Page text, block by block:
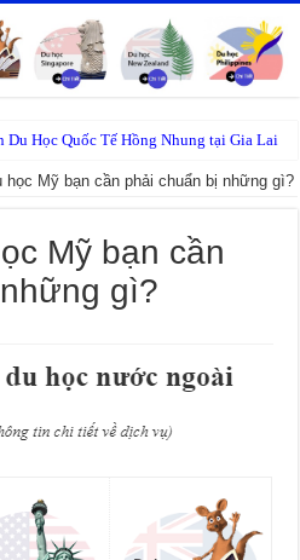
Học Quốc Tế Hồng Nhung tại Gia Lai
học Mỹ bạn cần phải chuẩn bị những gì?
Mỹ bạn cần
gì?